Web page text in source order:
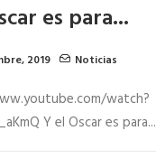
es para...
2019 Noticias
watch?
Y el Oscar es